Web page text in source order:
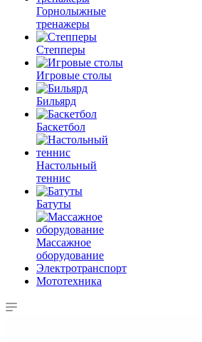
Горнолыжные
тренажеры
Степперы
Игровые столы
Бильярд
Баскетбол
Настольный
теннис
Батуты
Массажное
оборудование
Электротранспорт
Мототехника